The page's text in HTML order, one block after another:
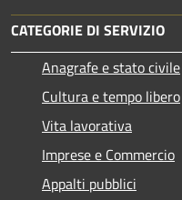
CATEGORIE DI SERVIZIO
Anagrafe e stato civile
Cultura e tempo libero
Vita lavorativa
Imprese e Commercio
Appalti pubblici